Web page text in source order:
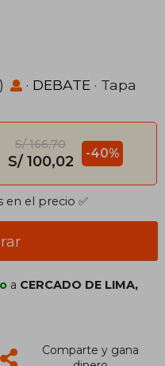
· DEBATE · Tapa
S/ 166,70
S/ 100,02 -40%
en el precio ✅
a CERCADO DE LIMA,
Comparte y gana